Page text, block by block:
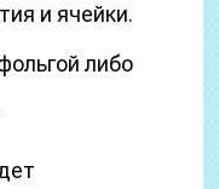
и ячейки.
либо